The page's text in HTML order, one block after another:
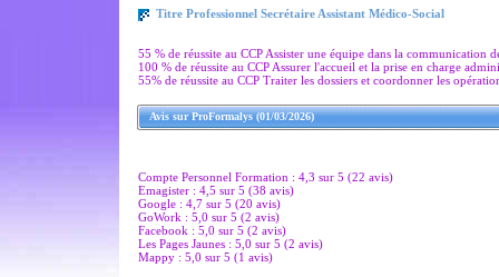
Titre Professionnel Secrétaire Assistant Médico-Social
55 % de réussite au CCP Assister une équipe dans la communication
100 % de réussite au CCP Assurer l'accueil et la prise en charge
55% de réussite au CCP Traiter les dossiers et coordonner les
Avis sur ProFormalys (01/03/2026)
Compte Personnel Formation : 4,3 sur 5 (22 avis)
Emagister : 4,5 sur 5 (38 avis)
Google : 4,7 sur 5 (20 avis)
GoWork : 5,0 sur 5 (2 avis)
Facebook : 5,0 sur 5 (2 avis)
Les Pages Jaunes : 5,0 sur 5 (2 avis)
Mappy : 5,0 sur 5 (1 avis)